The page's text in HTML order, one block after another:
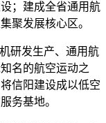
；建成全省通用航
聚发展核心区。
研发生产、通用航
名的航空运动之
信阳建设成以低空
务基地。